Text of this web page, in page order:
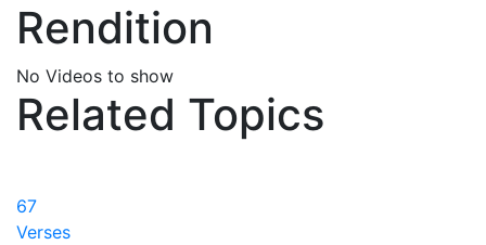
Rendition
No Videos to show
Related Topics
67
Verses